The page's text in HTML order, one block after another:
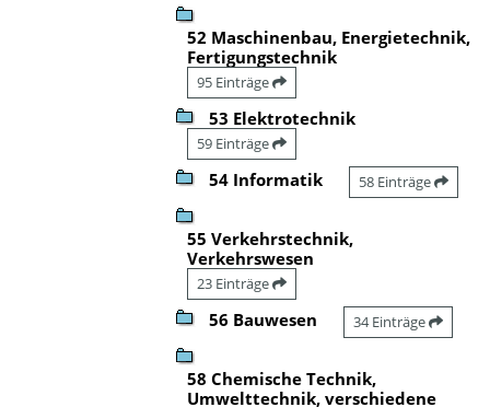
52 Maschinenbau, Energietechnik,
Fertigungstechnik
95 Einträge
53 Elektrotechnik
59 Einträge
54 Informatik 58 Einträge
55 Verkehrstechnik,
Verkehrswesen
23 Einträge
56 Bauwesen 34 Einträge
58 Chemische Technik,
Umwelttechnik, verschiedene